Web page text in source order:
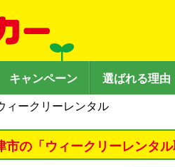
キャンペーン 選ばれる理由
ィークリーレンタル
市の「ウィークリーレンタ